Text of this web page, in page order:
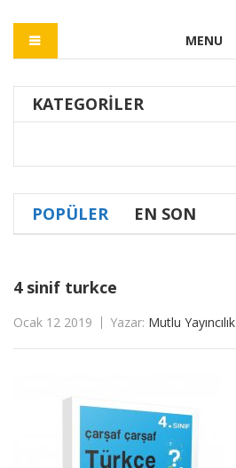
MENU
KATEGORILER
POPÜLER EN SON
4 sinif turkce
Ocak 12 2019 Yazar: Mutlu Yayıncılık